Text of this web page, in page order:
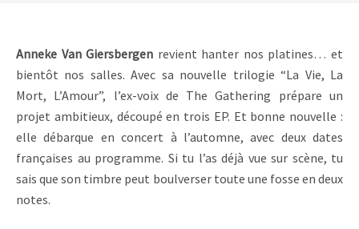
Anneke Van Giersbergen revient hanter nos platines… et
bientôt nos salles. Avec sa nouvelle trilogie “La Vie, La
Mort, L’Amour”, l’ex-voix de The Gathering prépare un
projet ambitieux, découpé en trois EP. Et bonne nouvelle :
elle débarque en concert à l’automne, avec deux dates
françaises au programme. Si tu l’as déjà vue sur scène, tu
sais que son timbre peut boulverser toute une fosse en deux
notes.